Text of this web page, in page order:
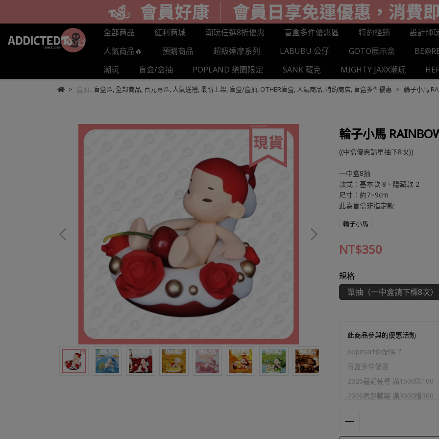
全部商品 紅利商城 潮玩任選8折優惠 盲盒多件優惠區 特約經銷
設計師
人氣商品🔥
預購商品 超級達摩系列 LABUBU 公仔 GOTO展示盒
潮玩
盲盒/盒抽 POPLAND 樂園限定 SANK 藏克 MIGHTY JAXX潮玩
盒抽 , 盲盒區,全部商品, 百元專區, 人氣送禮, 最新上架, 盲盒/盒抽, OTHER盲盒, 人氣商品,特約商店, 盲盒多件優惠 輪子小馬
輪子小馬
((中盒優惠請單抽下8次))
一中盒8抽
款式：基本款 8、隱藏款 2
尺寸：約7~9cm
此為盲盒非指定款
輪子小馬
NT$350
規格
單抽（一中盒請下標8次）
此商品參與的優惠活動
popmart你配嗎？
盲盒多件優惠
2026暑期輔導 滿1500贈100
2026暑期輔導 滿3000贈300
2026暑期輔導 滿10000贈